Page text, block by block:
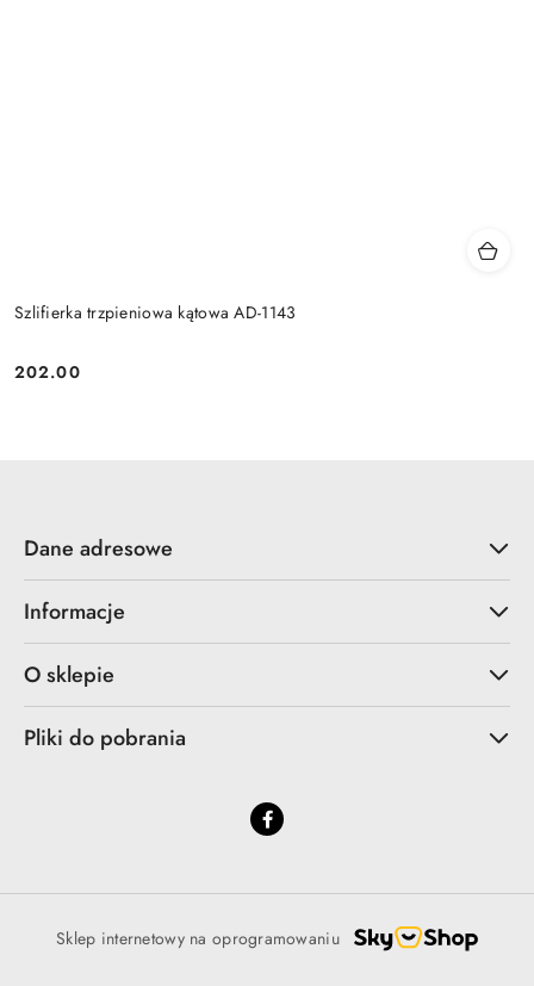
Szlifierka trzpieniowa kątowa AD-1143
Cena:
202.00
Dane adresowe
Informacje
O sklepie
Pliki do pobrania
Sklep internetowy na oprogramowaniu